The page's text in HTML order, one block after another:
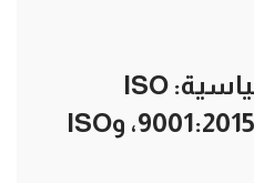
شهادات ISO القياسية: ISO
9001:2015، ISO 14001:2015، وISO